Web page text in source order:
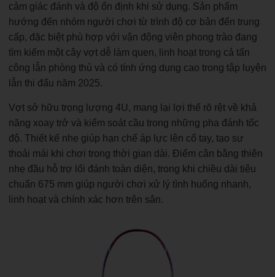
cảm giác đánh và độ ổn định khi sử dụng. Sản phẩm
hướng đến nhóm người chơi từ trình độ cơ bản đến trung
cấp, đặc biệt phù hợp với vận động viên phong trào đang
tìm kiếm một cây vợt dễ làm quen, linh hoạt trong cả tấn
công lẫn phòng thủ và có tính ứng dụng cao trong tập luyện
lẫn thi đấu năm 2025.
Vợt sở hữu trọng lượng 4U, mang lại lợi thế rõ rệt về khả
năng xoay trở và kiểm soát cầu trong những pha đánh tốc
độ. Thiết kế nhẹ giúp hạn chế áp lực lên cổ tay, tạo sự
thoải mái khi chơi trong thời gian dài. Điểm cân bằng thiên
nhẹ đầu hỗ trợ lối đánh toàn diện, trong khi chiều dài tiêu
chuẩn 675 mm giúp người chơi xử lý tình huống nhanh,
linh hoạt và chính xác hơn trên sân.